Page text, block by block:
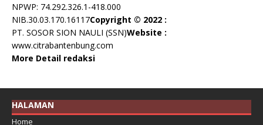
NPWP: 74.292.326.1-418.000
NIB.30.03.170.16117Copyright © 2022 :
PT. SOSOR SION NAULI (SSN)Website :
www.citrabantenbung.com
More Detail redaksi
HALAMAN
Home